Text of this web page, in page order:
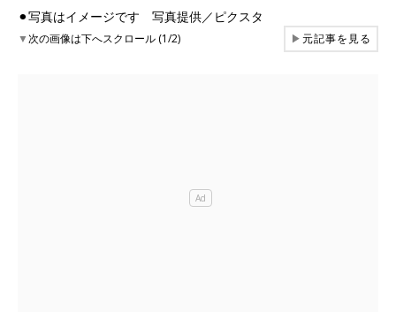
⚫︎写真はイメージです 写真提供／ピクスタ
▼次の画像は下へスクロール (1/2) ▶元記事を見る